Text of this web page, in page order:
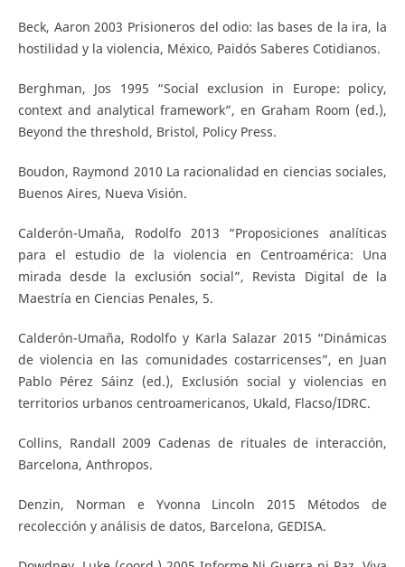
Beck, Aaron 2003 Prisioneros del odio: las bases de la ira, la
hostilidad y la violencia, México, Paidós Saberes Cotidianos.
Berghman, Jos 1995 “Social exclusion in Europe: policy,
context and analytical framework”, en Graham Room (ed.),
Beyond the threshold, Bristol, Policy Press.
Boudon, Raymond 2010 La racionalidad en ciencias sociales,
Buenos Aires, Nueva Visión.
Calderón-Umaña, Rodolfo 2013 “Proposiciones analíticas
para el estudio de la violencia en Centroamérica: Una
mirada desde la exclusión social”, Revista Digital de la
Maestría en Ciencias Penales, 5.
Calderón-Umaña, Rodolfo y Karla Salazar 2015 “Dinámicas
de violencia en las comunidades costarricenses”, en Juan
Pablo Pérez Sáinz (ed.), Exclusión social y violencias en
territorios urbanos centroamericanos, Ukald, Flacso/IDRC.
Collins, Randall 2009 Cadenas de rituales de interacción,
Barcelona, Anthropos.
Denzin, Norman e Yvonna Lincoln 2015 Métodos de
recolección y análisis de datos, Barcelona, GEDISA.